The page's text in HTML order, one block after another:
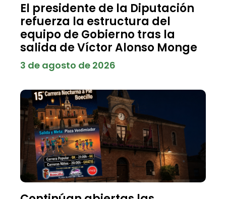
El presidente de la Diputación
refuerza la estructura del
equipo de Gobierno tras la
salida de Víctor Alonso Monge
3 de agosto de 2026